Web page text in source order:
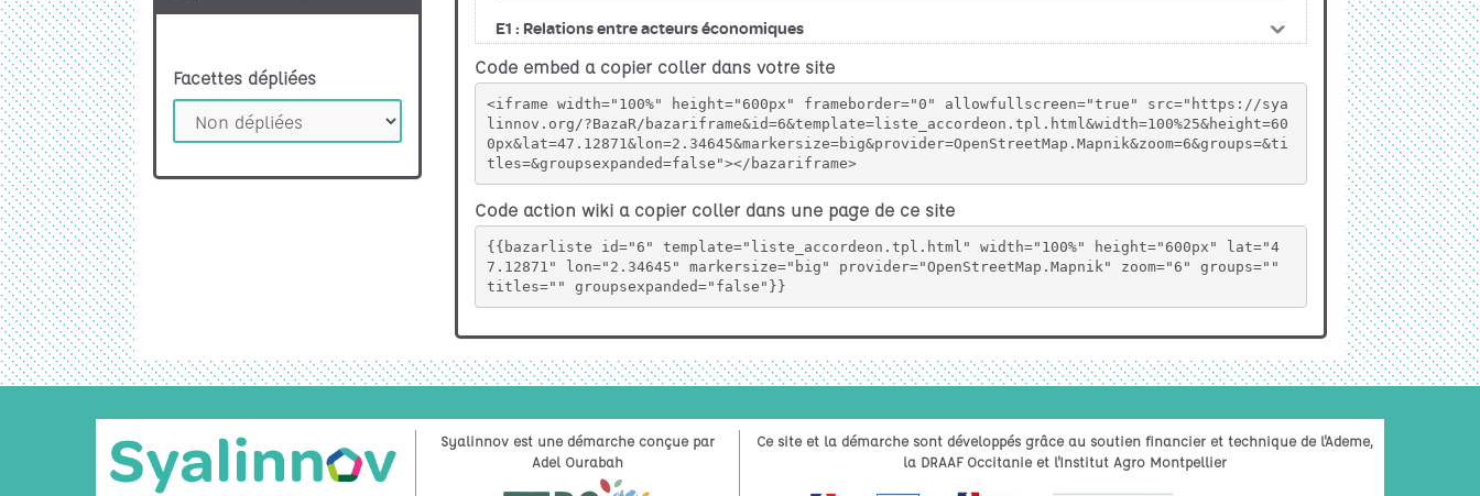
Facettes dépliées Code embed a copier coller dans votre site
<iframe width="100%" height="600px" frameborder="0" allowfullscreen="true" src="https://sya
linnov.org/?BazaR/bazariframe&id=6&template=liste_accordeon.tpl.html&width=100%25&height=60
0px&lat=47.12871&lon=2.34645&markersize=big&provider=OpenStreetMap.Mapnik&zoom=6&groups=&ti
tles=&groupsexpanded=false"></bazariframe>
Code action wiki a copier coller dans une page de ce site
{{bazarliste id="6" template="liste_accordeon.tpl.html" width="100%" height="600px" lat="4
7.12871" lon="2.34645" markersize="big" provider="OpenStreetMap.Mapnik" zoom="6" groups=""
titles="" groupsexpanded="false"}}
Syalinnov est une démarche conçue par
Adel Ourabah
Ce site et la démarche sont développés grâce au soutien financier et technique de l'Ademe,
la DRAAF Occitanie et l'Institut Agro Montpellier